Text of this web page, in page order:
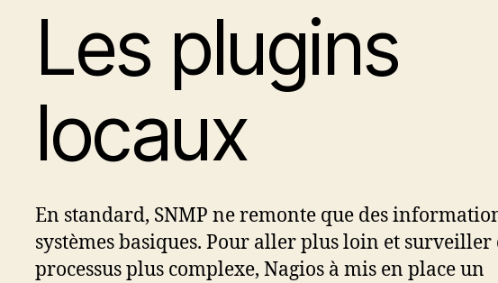
Les plugins
locaux
En standard, SNMP ne remonte que des
systèmes basiques. Pour aller plus loin et surveiller
processus plus complexe, Nagios à mis en place un